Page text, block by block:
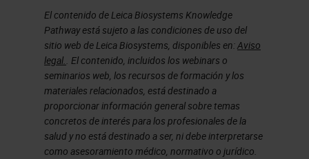
El contenido de Leica Biosystems Knowledge
Pathway está sujeto a las condiciones de uso del
sitio web de Leica Biosystems, disponibles en:Aviso
legal.. El contenido, incluidos los webinars o
seminarios web, los recursos de formación y los
materiales relacionados, está destinado a
proporcionar información general sobre temas
concretos de interés para los profesionales de la
salud y no está destinado a ser, ni debe interpretarse
como asesoramiento médico, normativo o jurídico.